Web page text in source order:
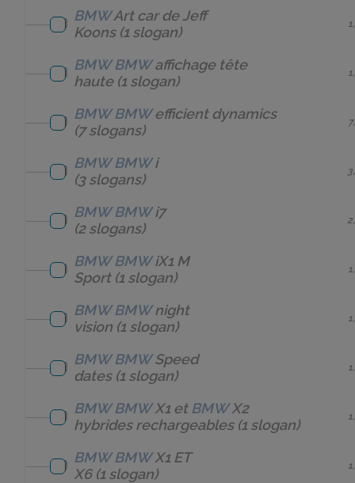
BMWArt car de Jeff
Koons(1 slogan)
BMW BMWaffichage tête
haute(1 slogan)
BMW BMWefficient dynamics
(7 slogans)
BMW BMWi
(3 slogans)
BMW BMWi7
(2 slogans)
BMW BMWiX1 M
Sport(1 slogan)
BMW BMWnight
vision (1 slogan)
BMW BMWSpeed
dates(1 slogan)
BMW BMWX1 et BMWX2
hybrides rechargeables(1 slogan)
BMW BMWX1 ET
X6(1 slogan)